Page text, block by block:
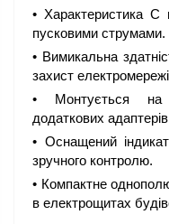
• Характеристика C
пусковими струмами.
• Вимикальна
захист
• Монтується на
додаткових
• Оснащений
зручного контролю.
• Компактне
в електрощитах